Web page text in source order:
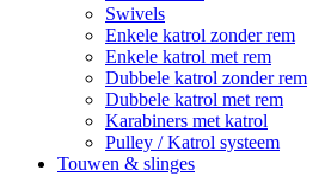
Swivels
Enkele katrol zonder rem
Enkele katrol met rem
Dubbele katrol zonder rem
Dubbele katrol met rem
Karabiners met katrol
Pulley / Katrol systeem
Touwen & slinges